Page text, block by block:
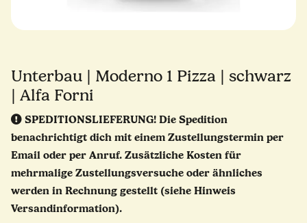
Unterbau | Moderno 1 Pizza | schwarz
| Alfa Forni
SPEDITIONSLIEFERUNG! Die Spedition
benachrichtigt dich mit einem Zustellungstermin per
Email oder per Anruf. Zusätzliche Kosten für
mehrmalige Zustellungsversuche oder ähnliches
werden in Rechnung gestellt (siehe Hinweis
Versandinformation).